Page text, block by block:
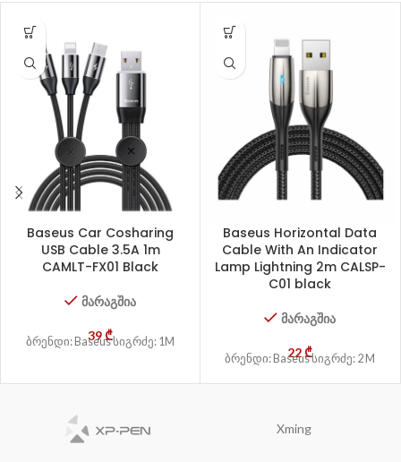
Baseus Car Cosharing
USB Cable 3.5A 1m
CAMLT-FX01 Black
მარაგშია
39₾
ბრენდი: Baseus სიგრძე: 1M
Baseus Horizontal Data
Cable With An Indicator
Lamp Lightning 2m CALSP-
C01 black
მარაგშია
22₾
ბრენდი: Baseus სიგრძე: 2 M
Xming